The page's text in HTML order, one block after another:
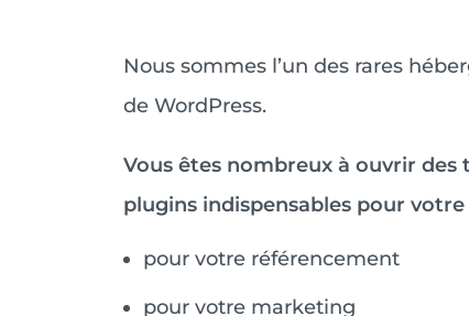
Nous sommes l’un des rares
de WordPress.
Vous êtes nombreux à ouvrir
plugins indispensables pour
pour votre référencement
pour votre marketing